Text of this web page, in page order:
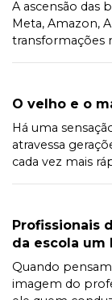
A ascensão das
Meta, Amazon,
transformações
O velho e o
Há uma
atravessa
cada vez mais
Profissionais
da escola um
Quando
imagem do